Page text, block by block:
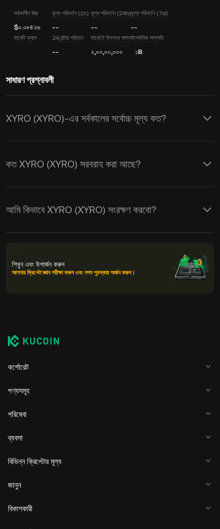
সর্বকালীন উচ্চ
$০.০৮৪২৬
মূল্য পরিবর্তন (1h)
--
মূল্য পরিবর্তন (24h)
--
মূল্য পরিবর্তন (7d)
--
মার্কেট ক্যাপ 24 ঘন্টায় পরিমাণ
--
মার্কেটে উপলব্ধ সাপ্লাই
২,০০,০০,০০০
সর্বাধিক সাপ্লাই
১B
সাধারণ প্রশ্নাবলী
XYRO (XYRO)-এর সর্বকালের সর্বোচ্চ মূল্য কত?
কত XYRO (XYRO) সরবরাহ করা আছে?
আমি কিভাবে XYRO (XYRO) সংরক্ষণ করবো?
শিখুন এবং উপার্জন করুন
আপনার ক্রিপ্টো জ্ঞান পরীক্ষা করুন এবং নগদ পুরস্কার অর্জন করুন।
কর্পোরেট
পণ্যসমূহ
পরিষেবা
ব্যবসা
বিভিন্ন ক্রিপ্টোর মূল্য
জানুন
বিকাশকারী